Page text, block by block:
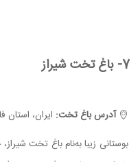
7- باغ تخت شیراز
آدرس باغ تخت: ایران، استان
بوستانی زیبا به‌نام باغ تخت